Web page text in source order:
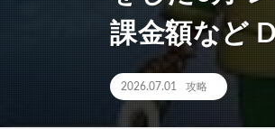
課金額など
2026.07.01 攻略